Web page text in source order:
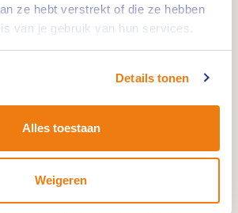
ze hebt verstrekt of die ze hebben
van je gebruik van hun services.
Details tonen
Alles toestaan
Weigeren
je van rustig wandelen langs
blauw zeer geschikt. Je
3 vennen en over mooie
vele mooie bospassages.
de IJzeren Man is recreatie
dit veelzijdige gebied bestaat